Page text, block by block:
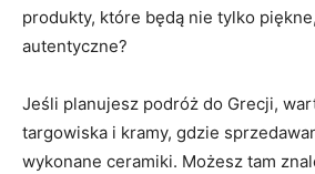
produkty, które będą ⁣nie tylko
⁢autentyczne?
Jeśli planujesz⁤ podróż do Grecji,
targowiska⁣ i kramy, gdzie
wykonane ceramiki.‌ Możesz tam